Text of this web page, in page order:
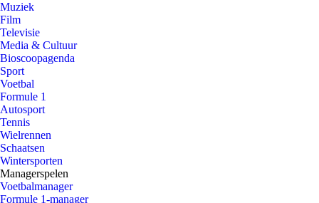
Muziek
Film
Televisie
Media & Cultuur
Bioscoopagenda
Sport
Voetbal
Formule 1
Autosport
Tennis
Wielrennen
Schaatsen
Wintersporten
Managerspelen
Voetbalmanager
Formule 1-manager